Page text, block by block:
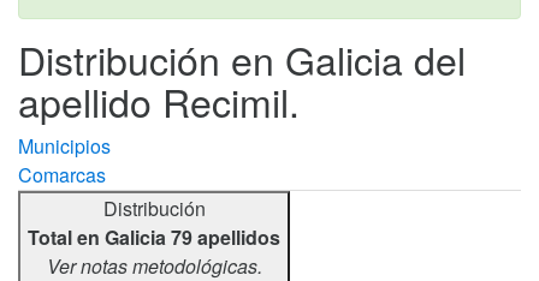
Distribución en Galicia del
apellido Recimil.
Municipios
Comarcas
Distribución
Total en Galicia 79 apellidos
Ver notas metodológicas.